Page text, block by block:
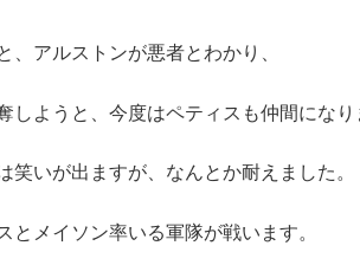
、アルストンが悪者とわかり、
しようと、今度はペティスも仲間になり
笑いが出ますが、なんとか耐えました。
とメイソン率いる軍隊が戦います。